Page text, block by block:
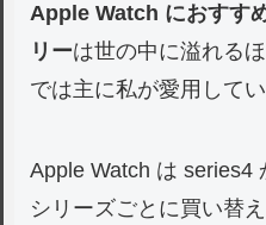
Apple Watch におすす
リーは世の中に溢れる
では主に私が愛用して
Apple Watch は series4
シリーズごとに買い替え